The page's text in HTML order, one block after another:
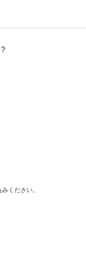
ください。